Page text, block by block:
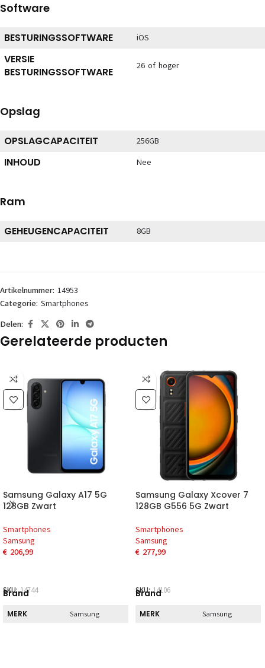
Software
BESTURINGSSOFTWARE iOS
VERSIE
BESTURINGSSOFTWARE
26 of hoger
Opslag
OPSLAGCAPACITEIT 256GB
INHOUD Nee
Ram
GEHEUGENCAPACITEIT 8GB
Artikelnummer: 14953
Categorie: Smartphones
Delen:
Gerelateerde producten
Samsung Galaxy A17 5G
128GB Zwart
Smartphones
Samsung
€ 206,99
SKU:14744
Brand
MERK Samsung
Samsung Galaxy Xcover 7
128GB G556 5G Zwart
Smartphones
Samsung
€ 277,99
SKU:14106
Brand
MERK Samsung